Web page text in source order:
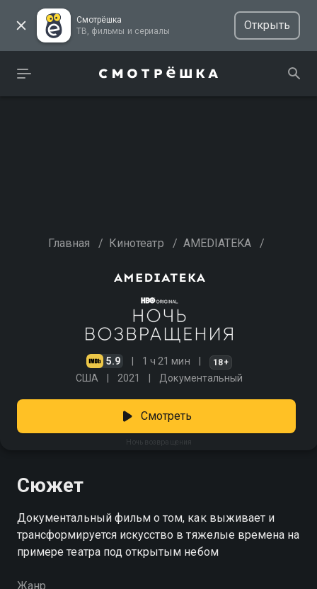
Смотрёшка
ТВ, фильмы и сериалы
Открыть
Главная / Кинотеатр / AMEDIATEKA /
5.9 1 ч 21 мин 18+
США 2021 Документальный
Ночь возвращения
Смотреть
Сюжет
Документальный фильм о том, как выживает и
трансформируется искусство в тяжелые времена на
примере театра под открытым небом
Жанр